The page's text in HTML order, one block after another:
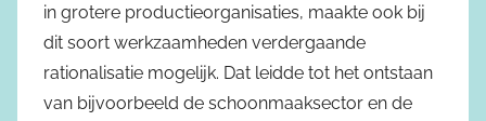
in grotere productieorganisaties, maakte ook bij
dit soort werkzaamheden verdergaande
rationalisatie mogelijk. Dat leidde tot het ontstaan
van bijvoorbeeld de schoonmaaksector en de